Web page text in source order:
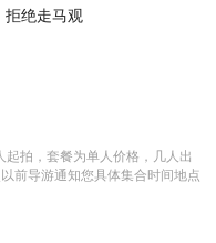
拒绝走马观
起拍，套餐为单人价格，几人出
前导游通知您具体集合时间地点